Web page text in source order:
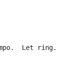
Let ring.